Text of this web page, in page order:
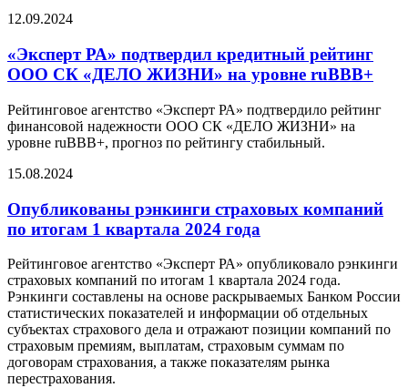
12.09.2024
«Эксперт РА» подтвердил кредитный рейтинг
ООО СК «ДЕЛО ЖИЗНИ» на уровне ruBBB+
Рейтинговое агентство «Эксперт РА» подтвердило рейтинг
финансовой надежности ООО СК «ДЕЛО ЖИЗНИ» на
уровне ruBBB+, прогноз по рейтингу стабильный.
15.08.2024
Опубликованы рэнкинги страховых компаний
по итогам 1 квартала 2024 года
Рейтинговое агентство «Эксперт РА» опубликовало рэнкинги
страховых компаний по итогам 1 квартала 2024 года.
Рэнкинги составлены на основе раскрываемых Банком России
статистических показателей и информации об отдельных
субъектах страхового дела и отражают позиции компаний по
страховым премиям, выплатам, страховым суммам по
договорам страхования, а также показателям рынка
перестрахования.